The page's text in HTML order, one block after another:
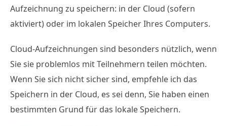
Aufzeichnung zu speichern: in der Cloud (sofern
aktiviert) oder im lokalen Speicher Ihres Computers.
Cloud-Aufzeichnungen sind besonders nützlich, wenn
Sie sie problemlos mit Teilnehmern teilen möchten.
Wenn Sie sich nicht sicher sind, empfehle ich das
Speichern in der Cloud, es sei denn, Sie haben einen
bestimmten Grund für das lokale Speichern.